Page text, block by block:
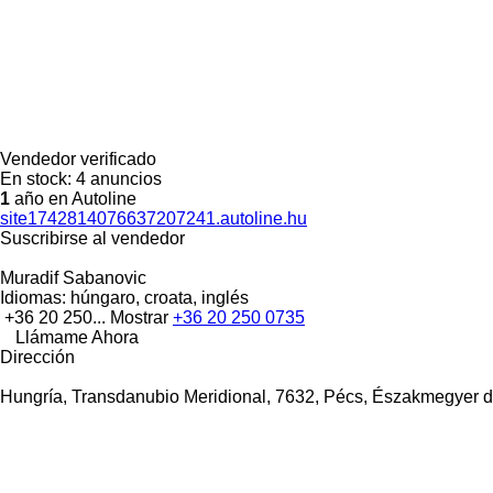
Vendedor verificado
En stock: 4 anuncios
1 año en Autoline
site1742814076637207241.autoline.hu
Suscribirse al vendedor
Muradif Sabanovic
Idiomas: húngaro, croata, inglés
+36 20 250... Mostrar +36 20 250 0735
Llámame Ahora
Dirección
Hungría, Transdanubio Meridional, 7632, Pécs, Északmegyer